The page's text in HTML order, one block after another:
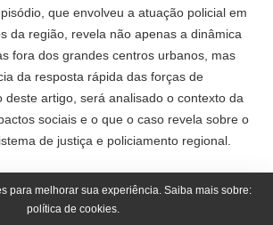
que envolveu a atuação policial em
da região, revela não apenas a dinâmica
fora dos grandes centros urbanos, mas
da resposta rápida das forças de
deste artigo, será analisado o contexto da
sociais e o que o caso revela sobre o
de justiça e policiamento regional.
em Nobres, após a identificação de que o
de uma unidade prisional localizada em
para melhorar sua experiência. Saiba mais sobre:
política de cookies.